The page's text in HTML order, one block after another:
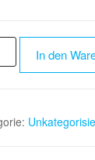
In den